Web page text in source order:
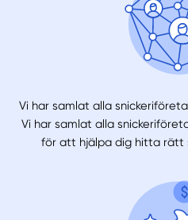
Vi har samlat alla
Vi har samlat alla
för att hjälpa dig hitta rätt